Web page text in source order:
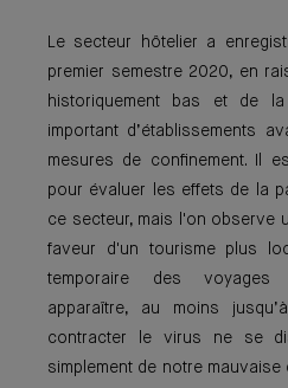
Le secteur hôtelier a
premier semestre 2020, en
historiquement bas et de
important d’établissements
mesures de confinement. Il
pour évaluer les effets de la
ce secteur, mais l'on observe
faveur d'un tourisme plus
temporaire des voyages
apparaître, au moins
contracter le virus ne se
simplement de notre